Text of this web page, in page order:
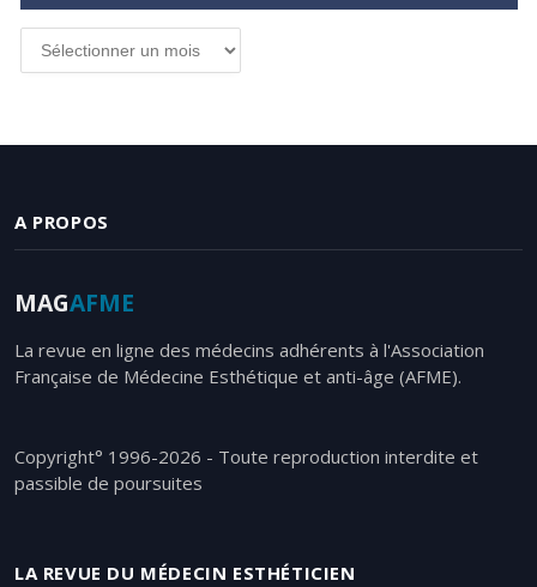
Tous
date
A PROPOS
MAGAFME
La revue en ligne des médecins adhérents à l'Association
Française de Médecine Esthétique et anti-âge (AFME).
Copyright° 1996-2026 - Toute reproduction interdite et
passible de poursuites
LA REVUE DU MÉDECIN ESTHÉTICIEN